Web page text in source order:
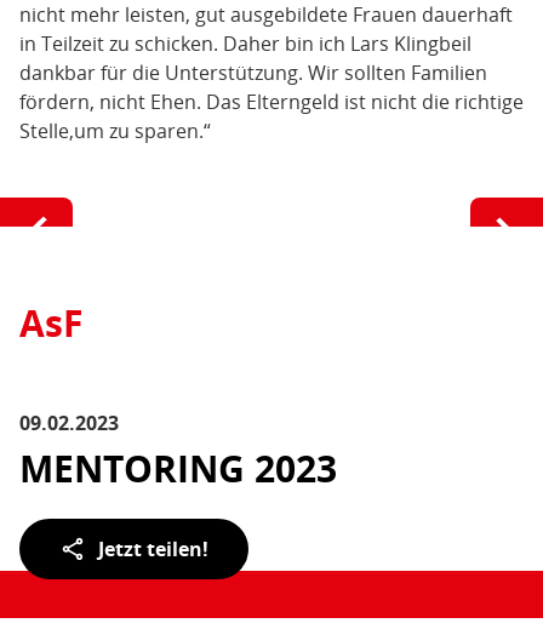
nicht mehr leisten, gut ausgebildete Frauen dauerhaft
in Teilzeit zu schicken. Daher bin ich Lars Klingbeil
dankbar für die Unterstützung. Wir sollten Familien
fördern, nicht Ehen. Das Elterngeld ist nicht die richtige
Stelle,um zu sparen.“
AsF
09.02.2023
MENTORING 2023
Teilen
der
Jetzt teilen!